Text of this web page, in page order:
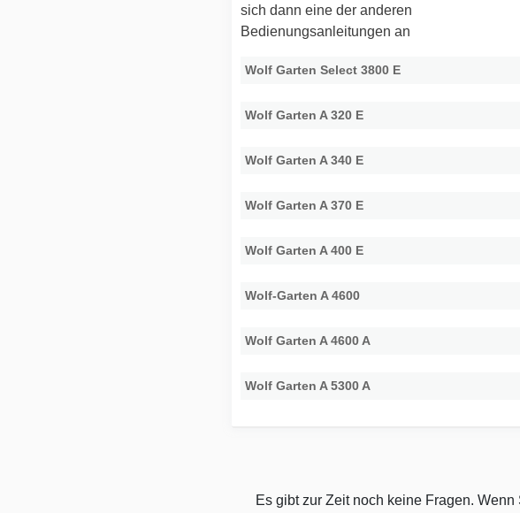
sich dann eine der anderen
Bedienungsanleitungen an
Wolf Garten Select 3800 E
Wolf Garten A 320 E
Wolf Garten A 340 E
Wolf Garten A 370 E
Wolf Garten A 400 E
Wolf-Garten A 4600
Wolf Garten A 4600 A
Wolf Garten A 5300 A
Es gibt zur Zeit noch keine Fragen.